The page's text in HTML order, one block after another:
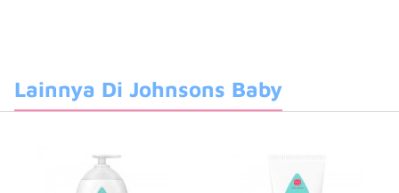
Lainnya Di Johnsons Baby